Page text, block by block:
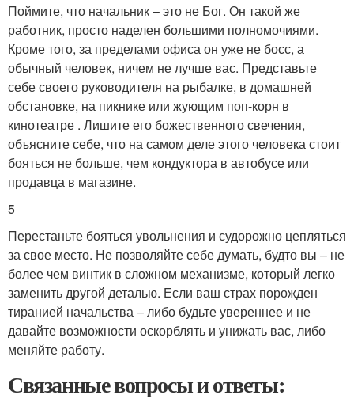
Поймите, что начальник – это не Бог. Он такой же
работник, просто наделен большими полномочиями.
Кроме того, за пределами офиса он уже не босс, а
обычный человек, ничем не лучше вас. Представьте
себе своего руководителя на рыбалке, в домашней
обстановке, на пикнике или жующим поп-корн в
кинотеатре . Лишите его божественного свечения,
объясните себе, что на самом деле этого человека стоит
бояться не больше, чем кондуктора в автобусе или
продавца в магазине.
5
Перестаньте бояться увольнения и судорожно цепляться
за свое место. Не позволяйте себе думать, будто вы – не
более чем винтик в сложном механизме, который легко
заменить другой деталью. Если ваш страх порожден
тиранией начальства – либо будьте увереннее и не
давайте возможности оскорблять и унижать вас, либо
меняйте работу.
Связанные вопросы и ответы: